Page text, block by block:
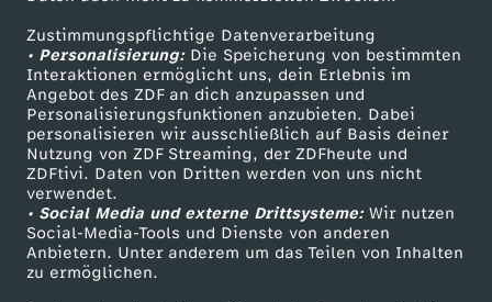
Zustimmungspflichtige Datenverarbeitung
• Personalisierung:Die Speicherung von bestimmten
Interaktionen ermöglicht uns, dein Erlebnis im
Angebot des ZDF an dich anzupassen und
Personalisierungsfunktionen anzubieten. Dabei
personalisieren wir ausschließlich auf Basis deiner
Nutzung von ZDF Streaming, der ZDFheute und
ZDFtivi. Daten von Dritten werden von uns nicht
verwendet.
• Social Media und externe Drittsysteme:Wir nutzen
Social-Media-Tools und Dienste von anderen
Anbietern. Unter anderem um das Teilen von Inhalten
zu ermöglichen.
S
t
a
r
s
"
Livestreams
Sendungen A-Z
TV-Programm
Zuschauerservice
Hilfe
ZDF Unternehmen
Karriere